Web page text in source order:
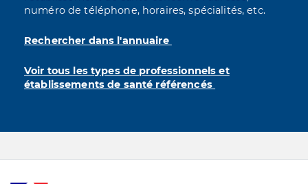
numéro de téléphone, horaires, spécialités, etc.
Rechercher dans l'annuaire
Voir tous les types de professionnels et
établissements de santé référencés